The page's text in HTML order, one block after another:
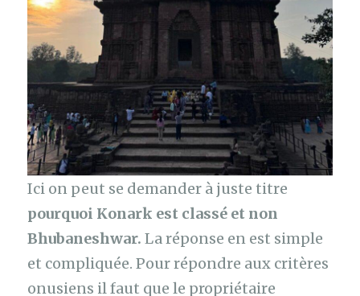
Ici on peut se demander à juste titre
pourquoi Konark est classé et non
Bhubaneshwar.La réponse en est simple
et compliquée. Pour répondre aux critères
onusiens il faut que le propriétaire